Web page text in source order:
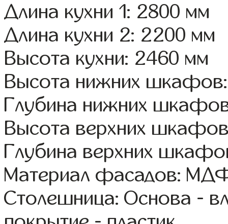
Длина кухни 1: 2800 мм
Длина кухни 2: 2200 мм
Высота кухни: 2460 мм
Высота нижних
Глубина нижних
Высота верхних
Глубина верхних
Материал фасадов:
Столешница: Основа -